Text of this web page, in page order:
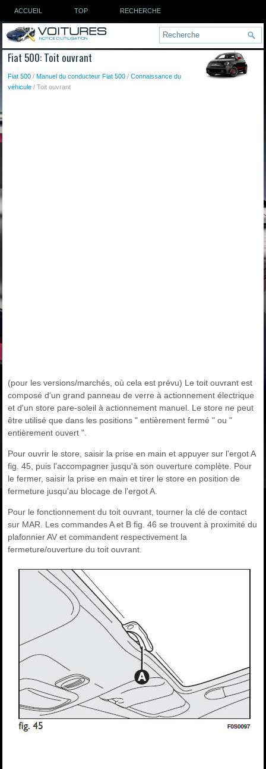
ACCUEIL TOP RECHERCHE
Fiat 500: Toit ouvrant
Fiat 500 /Manuel du conducteur Fiat 500 /Connaissance du
véhicule / Toit ouvrant
(pour les versions/marchés, où cela est prévu) Le toit ouvrant est
composé d'un grand panneau de verre à actionnement électrique
et d'un store pare-soleil à actionnement manuel. Le store ne peut
être utilisé que dans les positions " entièrement fermé " ou "
entièrement ouvert ".
Pour ouvrir le store, saisir la prise en main et appuyer sur l'ergot A
fig. 45, puis l'accompagner jusqu'à son ouverture complète. Pour
le fermer, saisir la prise en main et tirer le store en position de
fermeture jusqu'au blocage de l'ergot A.
Pour le fonctionnement du toit ouvrant, tourner la clé de contact
sur MAR. Les commandes A et B fig. 46 se trouvent à proximité du
plafonnier AV et commandent respectivement la
fermeture/ouverture du toit ouvrant.